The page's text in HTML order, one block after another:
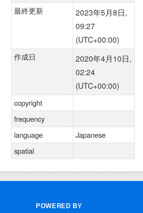
最終更新
2023年5月8日,
09:27
(UTC+00:00)
作成日
2020年4月10日,
02:24
(UTC+00:00)
copyright
frequency
language
Japanese
spatial
POWERED BY